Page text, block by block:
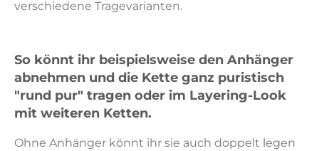
verschiedene Tragevarianten.
So könnt ihr beispielsweise den Anhänger
abnehmen und die Kette ganz puristisch
"rund pur" tragen oder im Layering-Look
mit weiteren Ketten.
Ohne Anhänger könnt ihr sie auch doppelt legen